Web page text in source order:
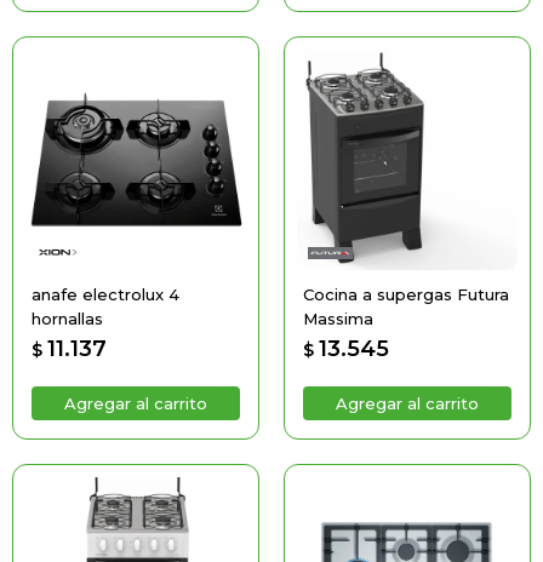
anafe electrolux 4
hornallas
$ 11.137
Cocina a supergas Futura
Massima
$ 13.545